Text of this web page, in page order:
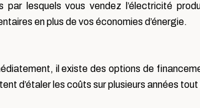
lesquels vous vendez l’électricité
en plus de vos économies d’énergie.
il existe des options de
d’étaler les coûts sur plusieurs années